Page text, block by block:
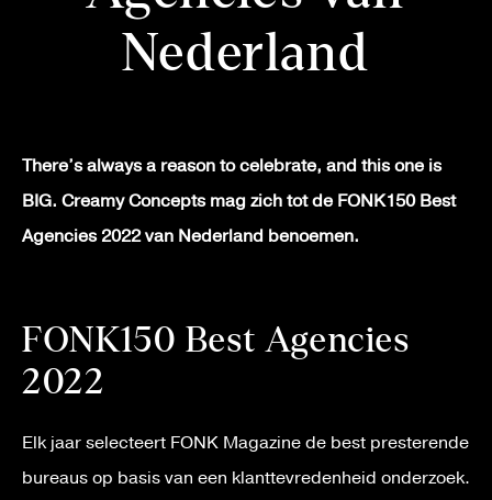
Nederland
There’s always a reason to celebrate, and this one is
BIG. Creamy Concepts mag zich tot de FONK150 Best
Agencies 2022 van Nederland benoemen.
FONK150 Best Agencies
2022
Elk jaar selecteert FONK Magazine de best presterende
bureaus op basis van een klanttevredenheid onderzoek.